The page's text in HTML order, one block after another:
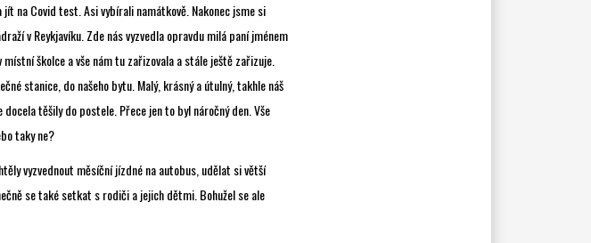
na Covid test. Asi vybírali namátkově. Nakonec jsme si
v Reykjavíku. Zde nás vyzvedla opravdu milá paní jménem
školce a vše nám tu zařizovala a stále ještě zařizuje.
stanice, do našeho bytu. Malý, krásný a útulný, takhle náš
těšily do postele. Přece jen to byl náročný den. Vše
taky ne?
vyzvednout měsíční jízdné na autobus, udělat si větší
se také setkat s rodiči a jejich dětmi. Bohužel se ale